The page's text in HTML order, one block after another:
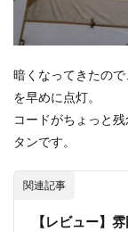
暗くなってきたの
を早めに点灯。
コードがちょっと
タンです。
関連記事
【レビュー】